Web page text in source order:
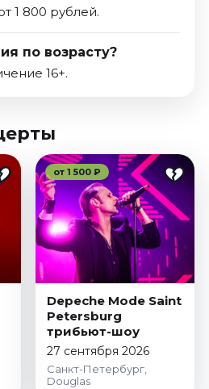
1 800 рублей.
по возрасту?
16+.
от 1 500 ₽
Depeche Mode Saint
Petersburg
трибьют-шоу
27 сентября 2026
Санкт-Петербург,
Douglas